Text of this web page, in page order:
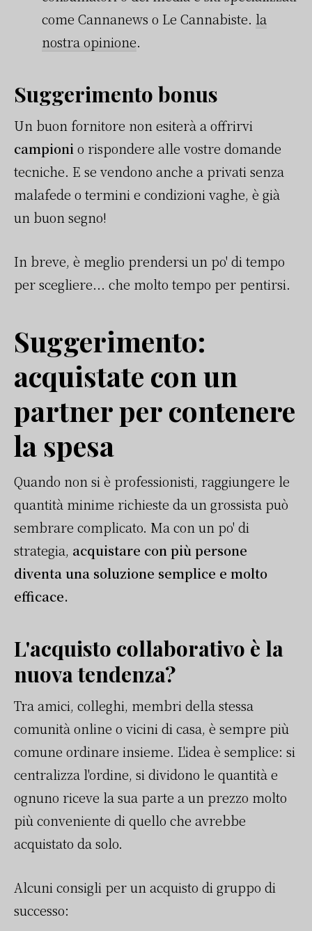
come Cannanews o Le Cannabiste. la
nostra opinione.
Suggerimento bonus
Un buon fornitore non esiterà a offrirvi
campioni o rispondere alle vostre domande
tecniche. E se vendono anche a privati senza
malafede o termini e condizioni vaghe, è già
un buon segno!
In breve, è meglio prendersi un po' di tempo
per scegliere... che molto tempo per pentirsi.
Suggerimento:
acquistate con un
partner per contenere
la spesa
Quando non si è professionisti, raggiungere le
quantità minime richieste da un grossista può
sembrare complicato. Ma con un po' di
strategia, acquistare con più persone
diventa una soluzione semplice e molto
efficace.
L'acquisto collaborativo è la
nuova tendenza?
Tra amici, colleghi, membri della stessa
comunità online o vicini di casa, è sempre più
comune ordinare insieme. L'idea è semplice: si
centralizza l'ordine, si dividono le quantità e
ognuno riceve la sua parte a un prezzo molto
più conveniente di quello che avrebbe
acquistato da solo.
Alcuni consigli per un acquisto di gruppo di
successo: